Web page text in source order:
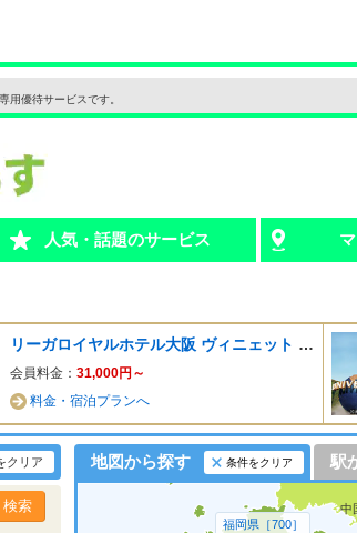
用優待サービスです。
人気・話題のサービス
リーガロイヤルホテル大阪 ヴィニェット コレクション［USJ貸切限定］
会員料金： 31,000円～
料金・宿泊プランへ
クリア 地図から探す 条件をクリア 駅
福岡県［700］
中